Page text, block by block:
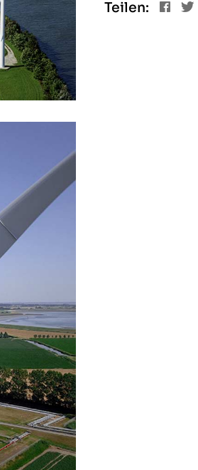
Teilen: